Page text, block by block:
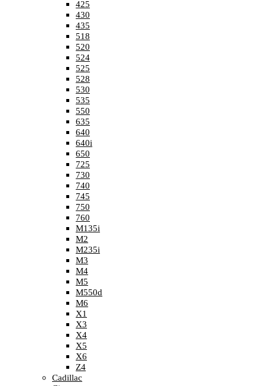
425
430
435
518
520
524
525
528
530
535
550
635
640
640i
650
725
730
740
745
750
760
M135i
M2
M235i
M3
M4
M5
M550d
M6
X1
X3
X4
X5
X6
Z4
Cadillac